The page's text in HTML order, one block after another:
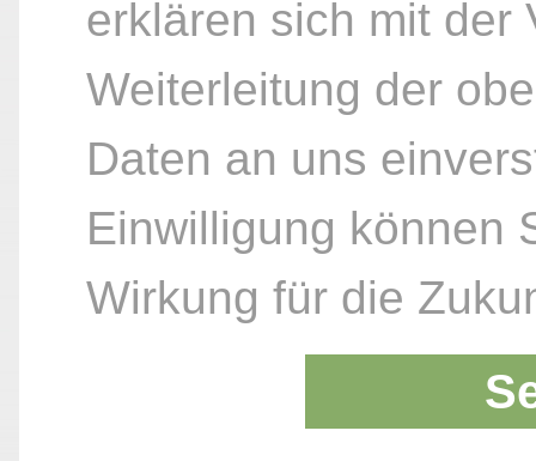
erklären sich mit der
Weiterleitung der
Daten an uns
Einwilligung können
Wirkung für die